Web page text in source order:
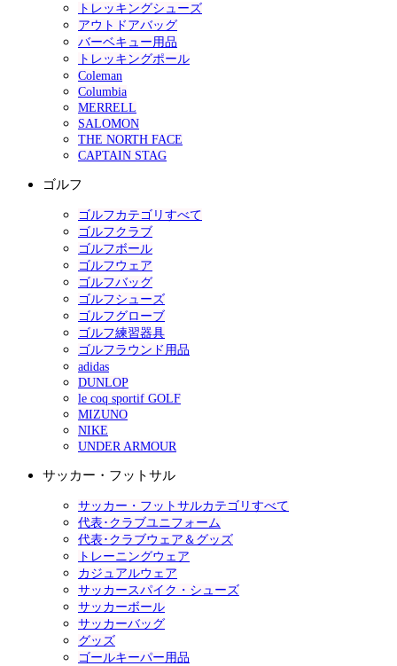
トレッキングシューズ
アウトドアバッグ
バーベキュー用品
トレッキングポール
Coleman
Columbia
MERRELL
SALOMON
THE NORTH FACE
CAPTAIN STAG
ゴルフ
ゴルフカテゴリすべて
ゴルフクラブ
ゴルフボール
ゴルフウェア
ゴルフバッグ
ゴルフシューズ
ゴルフグローブ
ゴルフ練習器具
ゴルフラウンド用品
adidas
DUNLOP
le coq sportif GOLF
MIZUNO
NIKE
UNDER ARMOUR
サッカー・フットサル
サッカー・フットサルカテゴリすべて
代表･クラブユニフォーム
代表･クラブウェア＆グッズ
トレーニングウェア
カジュアルウェア
サッカースパイク・シューズ
サッカーボール
サッカーバッグ
グッズ
ゴールキーパー用品